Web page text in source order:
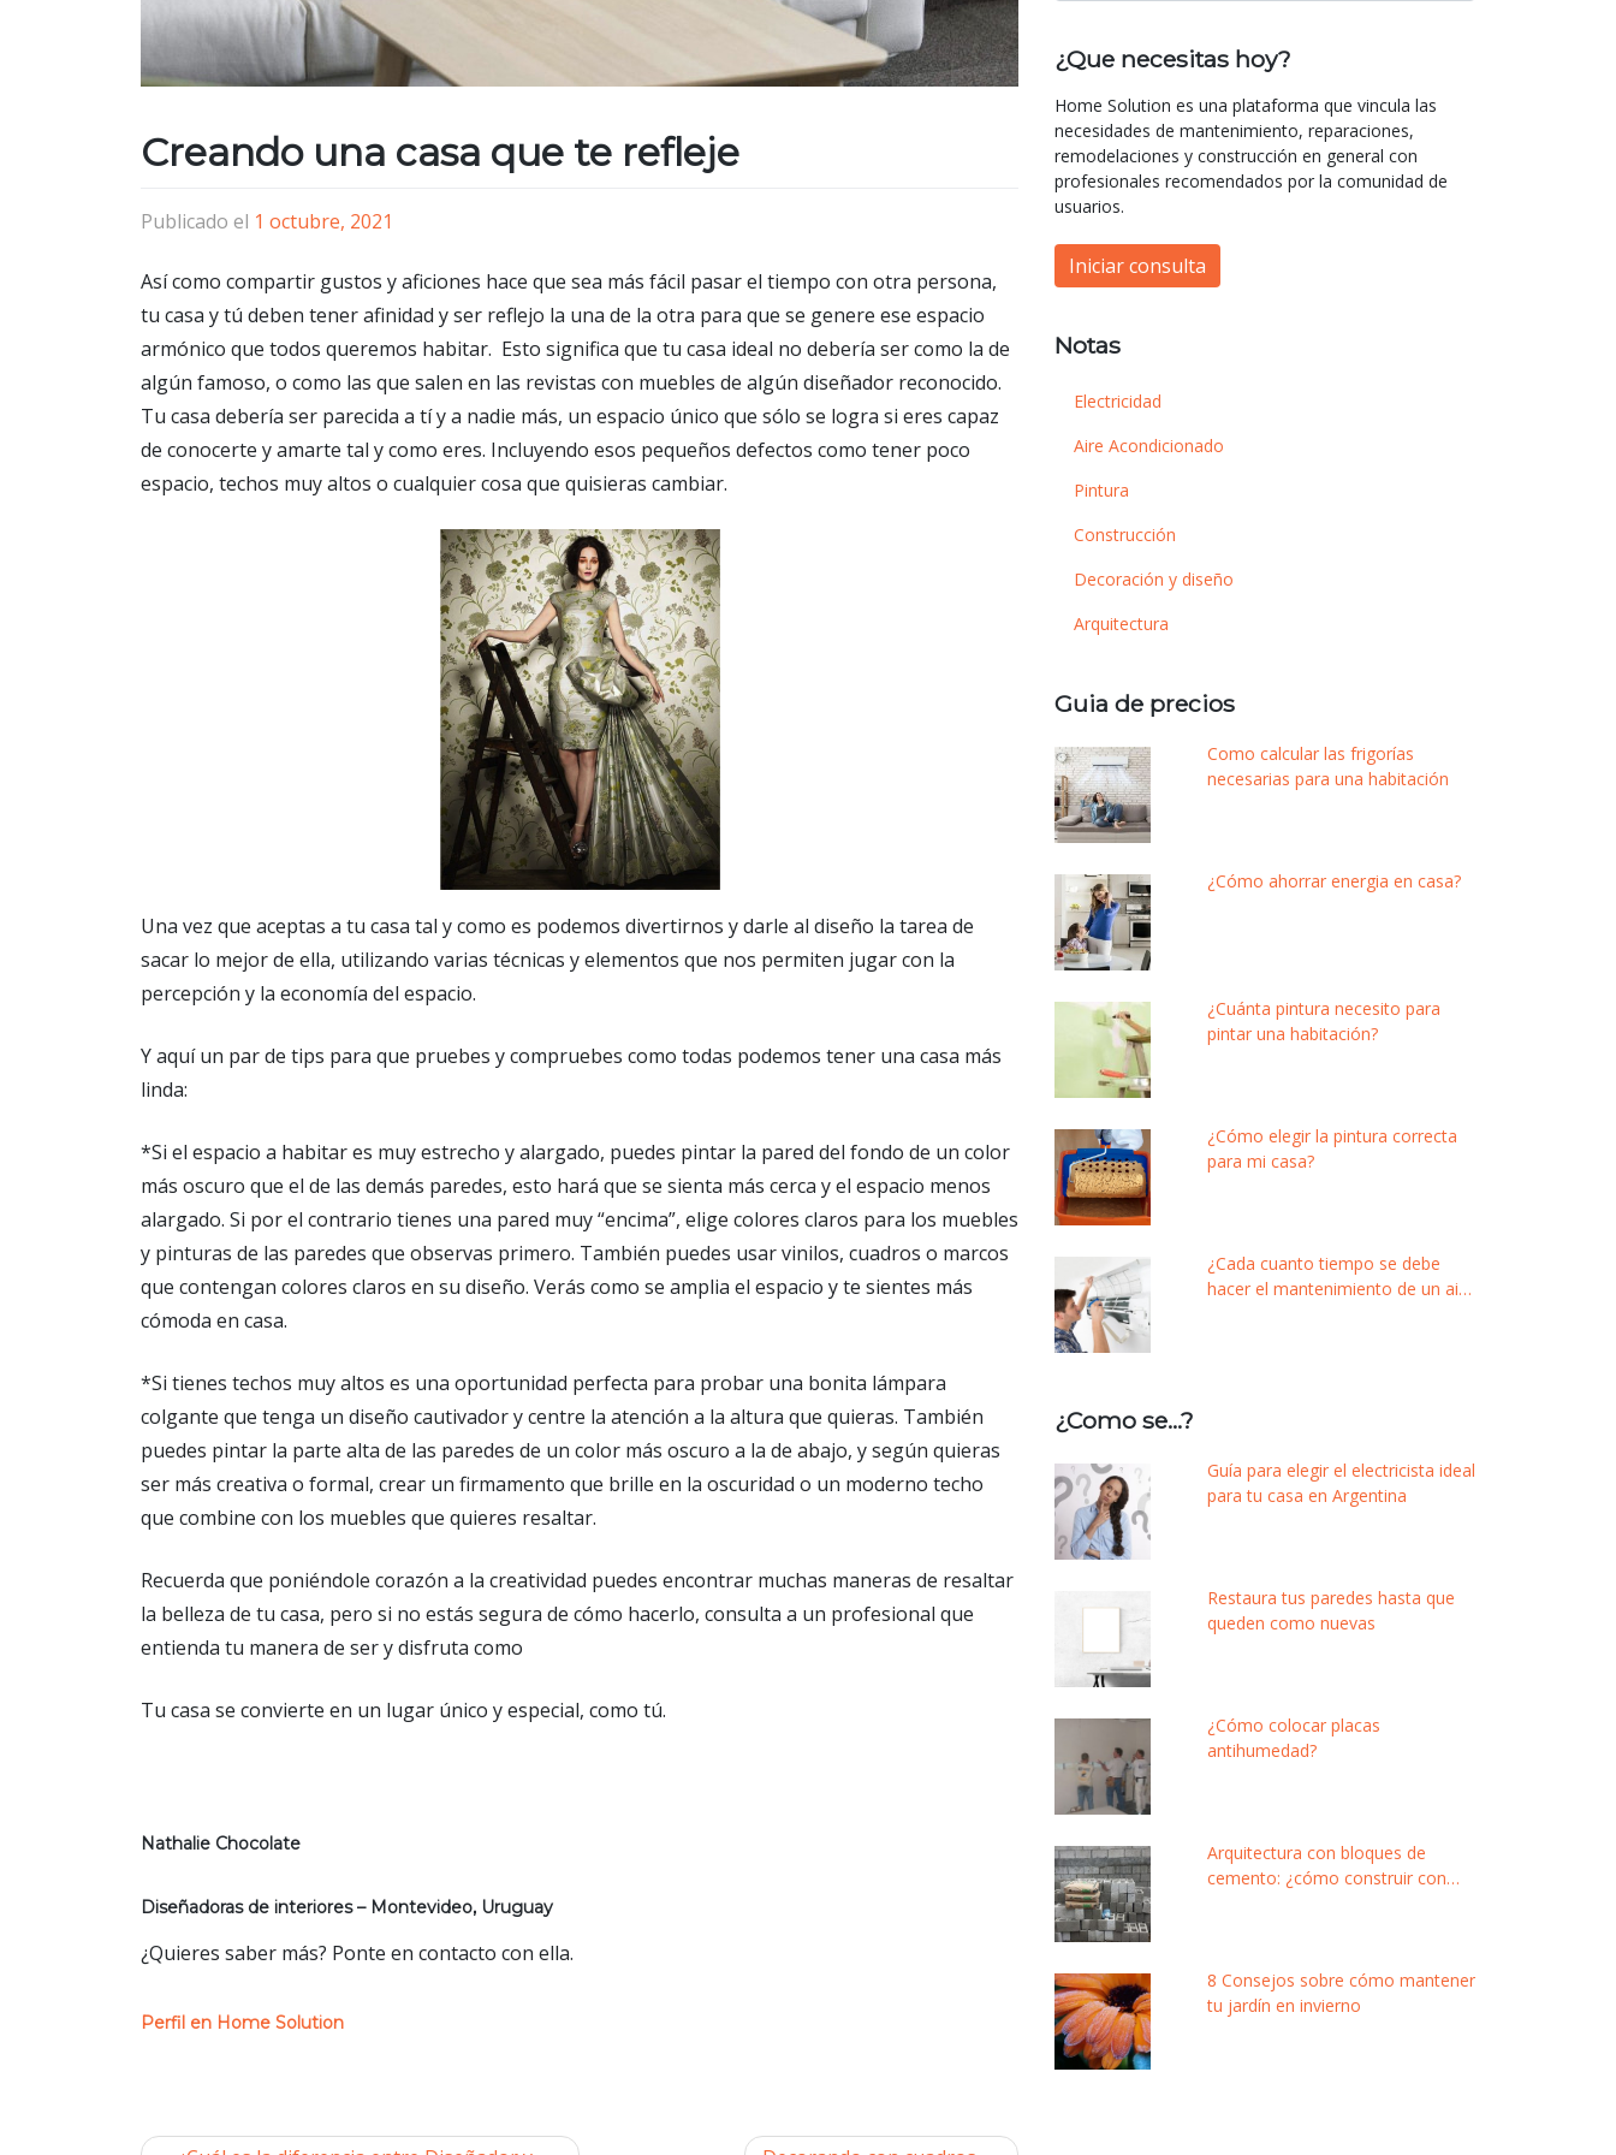
Creando una casa que te refleje
Publicado el 1 octubre, 2021
Así como compartir gustos y aficiones hace que sea más fácil pasar el tiempo con otra persona,
tu casa y tú deben tener afinidad y ser reflejo la una de la otra para que se genere ese espacio
armónico que todos queremos habitar. Esto significa que tu casa ideal no debería ser como la de
algún famoso, o como las que salen en las revistas con muebles de algún diseñador reconocido.
Tu casa debería ser parecida a tí y a nadie más, un espacio único que sólo se logra si eres capaz
de conocerte y amarte tal y como eres. Incluyendo esos pequeños defectos como tener poco
espacio, techos muy altos o cualquier cosa que quisieras cambiar.
Una vez que aceptas a tu casa tal y como es podemos divertirnos y darle al diseño la tarea de
sacar lo mejor de ella, utilizando varias técnicas y elementos que nos permiten jugar con la
percepción y la economía del espacio.
Y aquí un par de tips para que pruebes y compruebes como todas podemos tener una casa más
linda:
*Si el espacio a habitar es muy estrecho y alargado, puedes pintar la pared del fondo de un color
más oscuro que el de las demás paredes, esto hará que se sienta más cerca y el espacio menos
alargado. Si por el contrario tienes una pared muy “encima”, elige colores claros para los muebles
y pinturas de las paredes que observas primero. También puedes usar vinilos, cuadros o marcos
que contengan colores claros en su diseño. Verás como se amplia el espacio y te sientes más
cómoda en casa.
*Si tienes techos muy altos es una oportunidad perfecta para probar una bonita lámpara
colgante que tenga un diseño cautivador y centre la atención a la altura que quieras. También
puedes pintar la parte alta de las paredes de un color más oscuro a la de abajo, y según quieras
ser más creativa o formal, crear un firmamento que brille en la oscuridad o un moderno techo
que combine con los muebles que quieres resaltar.
Recuerda que poniéndole corazón a la creatividad puedes encontrar muchas maneras de resaltar
la belleza de tu casa, pero si no estás segura de cómo hacerlo, consulta a un profesional que
entienda tu manera de ser y disfruta como
Tu casa se convierte en un lugar único y especial, como tú.
Nathalie Chocolate
Diseñadoras de interiores – Montevideo, Uruguay
¿Quieres saber más? Ponte en contacto con ella.
Perfil en Home Solution
¿Que necesitas hoy?
Home Solution es una plataforma que vincula las
necesidades de mantenimiento, reparaciones,
remodelaciones y construcción en general con
profesionales recomendados por la comunidad de
usuarios.
Iniciar consulta
Notas
Electricidad
Aire Acondicionado
Pintura
Construcción
Decoración y diseño
Arquitectura
Guia de precios
Como calcular las frigorías
necesarias para una habitación
¿Cómo ahorrar energia en casa?
¿Cuánta pintura necesito para
pintar una habitación?
¿Cómo elegir la pintura correcta
para mi casa?
¿Cada cuanto tiempo se debe
hacer el mantenimiento de un aire
¿Como se…?
Guía para elegir el electricista ideal
para tu casa en Argentina
Restaura tus paredes hasta que
queden como nuevas
¿Cómo colocar placas
antihumedad?
Arquitectura con bloques de
cemento: ¿cómo construir con
8 Consejos sobre cómo mantener
tu jardín en invierno